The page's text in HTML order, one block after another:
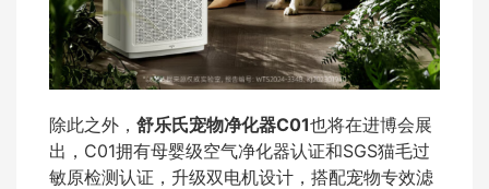
除此之外， 舒乐氏宠物净化器C01也将在进博会展
出，C01拥有母婴级空气净化器认证和SGS猫毛过
敏原检测认证，升级双电机设计，搭配宠物专效滤